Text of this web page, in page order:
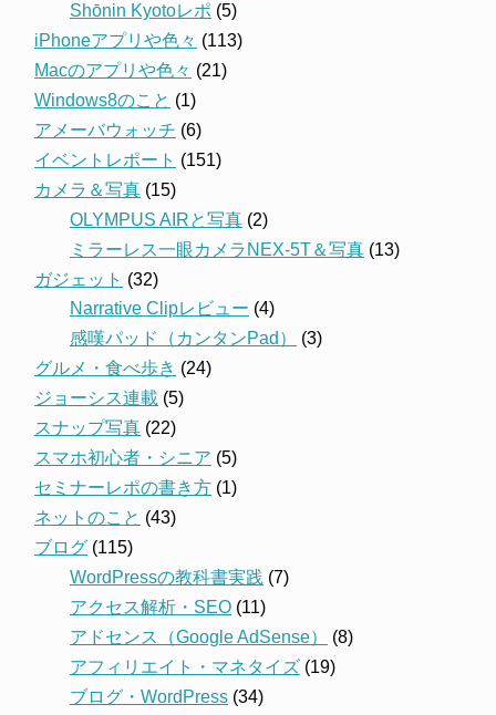
Shōnin Kyotoレポ (5)
iPhoneアプリや色々 (113)
Macのアプリや色々 (21)
Windows8のこと (1)
アメーバウォッチ (6)
イベントレポート (151)
カメラ＆写真 (15)
OLYMPUS AIRと写真 (2)
ミラーレス一眼カメラNEX-5T＆写真 (13)
ガジェット (32)
Narrative Clipレビュー (4)
感嘆パッド（カンタンPad）
(3)
グルメ・食べ歩き (24)
ジョーシス連載 (5)
スナップ写真 (22)
スマホ初心者・シニア (5)
セミナーレポの書き方 (1)
ネットのこと (43)
ブログ (115)
WordPressの教科書実践 (7)
アクセス解析・SEO (11)
アドセンス（Google AdSense）
(8)
アフィリエイト・マネタイズ (19)
ブログ・WordPress (34)